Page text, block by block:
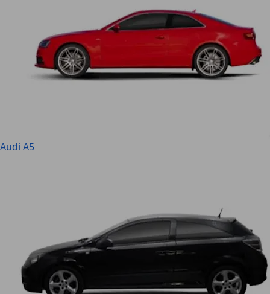
Audi A5